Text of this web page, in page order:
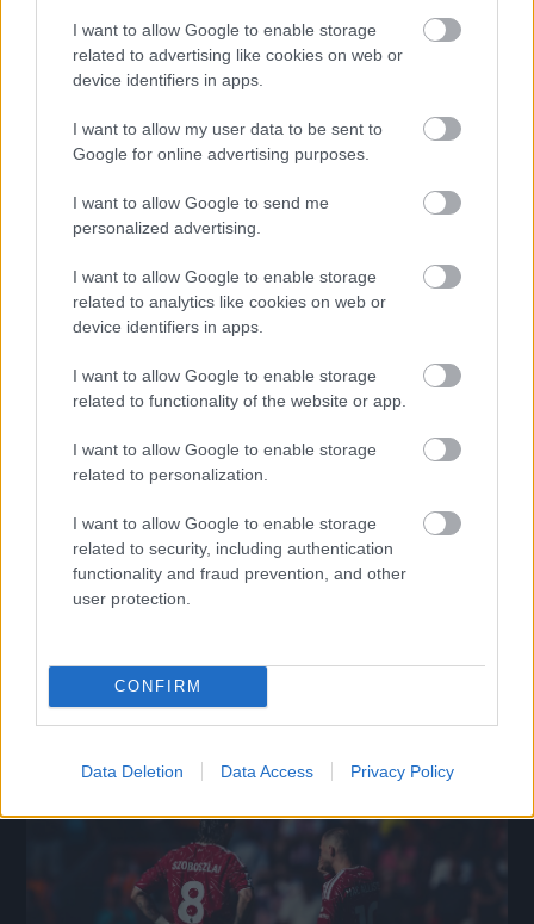
I want to allow Google to enable storage
related to advertising like cookies on web or
device identifiers in apps.
I want to allow my user data to be sent to
Google for online advertising purposes.
I want to allow Google to send me
personalized advertising.
I want to allow Google to enable storage
related to analytics like cookies on web or
device identifiers in apps.
I want to allow Google to enable storage
related to functionality of the website or app.
I want to allow Google to enable storage
related to personalization.
I want to allow Google to enable storage
related to security, including authentication
functionality and fraud prevention, and other
user protection.
CONFIRM
Data Deletion Data Access Privacy Policy
Így készül Európára a Bournemouth: két komoly teszt
vár Tóth Alexékra
Az AFC Bournemouth 10 napos ausztriai edzőtáborral hangol a
2026/27-es idényre, ahol két felkészülési meccset is vív német
ellenfelek ellen.
2026.06.28.
Hírek
Sorsoltak a PL-ben: rangadóval kezdenek Szoboszlaiék
A Liverpool a Newcastle otthonában kezdi a 2026/27-es Premier
2026.06.19. |